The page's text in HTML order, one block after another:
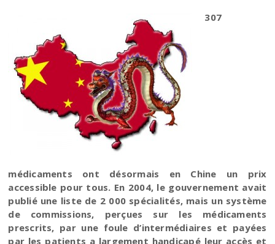
307
médicaments ont désormais en Chine un prix
accessible pour tous. En 2004, le gouvernement avait
publié une liste de 2 000 spécialités, mais un système
de commissions, perçues sur les médicaments
prescrits, par une foule d’intermédiaires et payées
par les patients a largement handicapé leur accès et